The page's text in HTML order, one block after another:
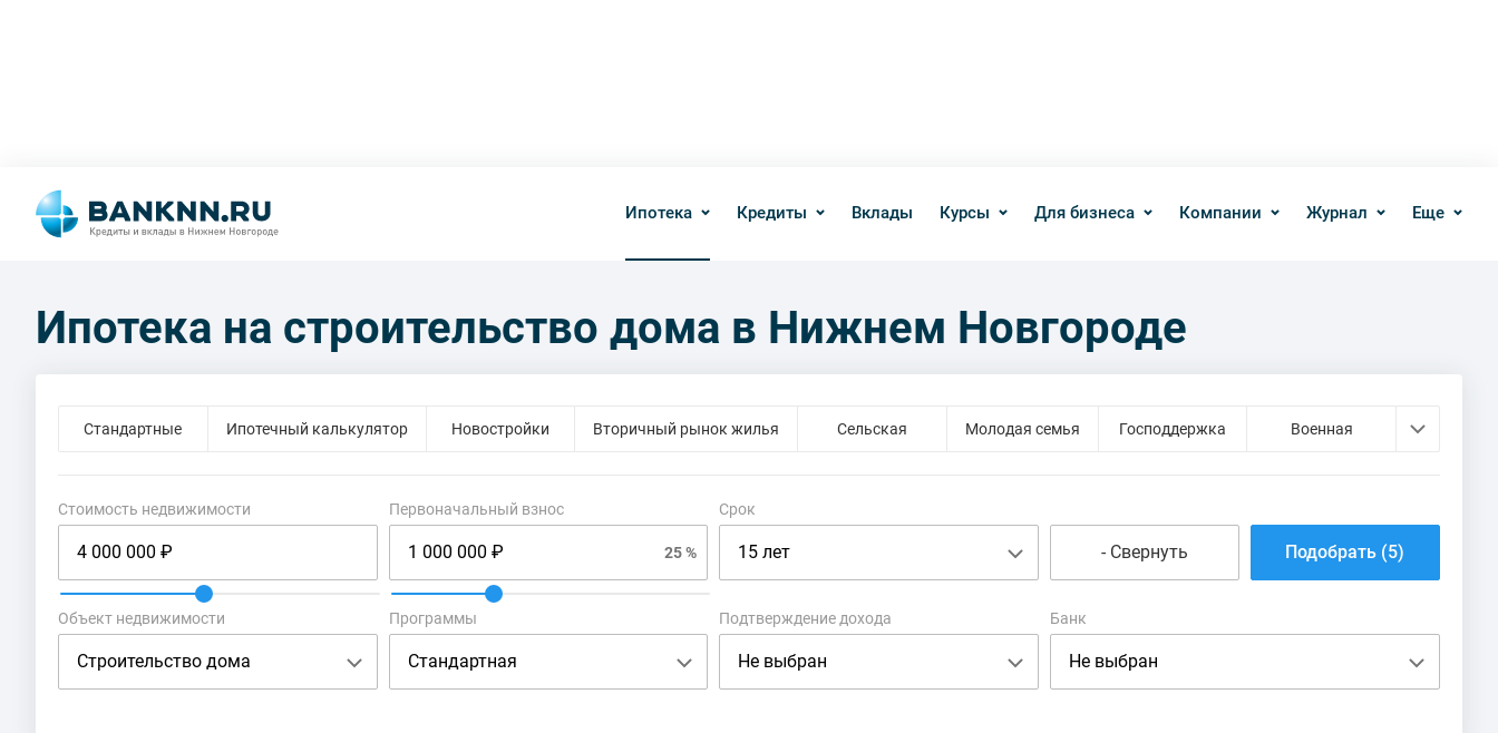
Ипотека Кредиты Вклады Курсы Для бизнеса Компании Журнал Еще
Ипотека на строительство дома в Нижнем Новгороде
Стандартные Ипотечный калькулятор Новостройки Вторичный рынок жилья Сельская Молодая семья Господдержка Военная
Без первоначального взноса Материнский капитал Рефинансирование
Стоимость недвижимости Первоначальный взнос
25 %
Срок
Объект недвижимости Программы Подтверждение дохода Банк
- Свернуть Подобрать (5)